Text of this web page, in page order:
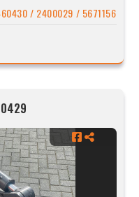
/ 2400029 / 5671156